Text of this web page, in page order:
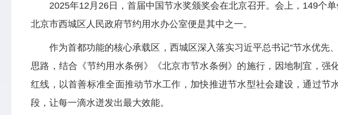
2025年12月26日，首届中国节水奖颁奖会在北京召开。会上，149个单
北京市西城区人民政府节约用水办公室便是其中之一。
作为首都功能的核心承载区，西城区深入落实习近平总书记“节水优先
思路，结合《节约用水条例》《北京市节水条例》的施行，因地制宜，强
红线，以首善标准全面推动节水工作，加快推进节水型社会建设，通过节
段，让每一滴水迸发出最大效能。